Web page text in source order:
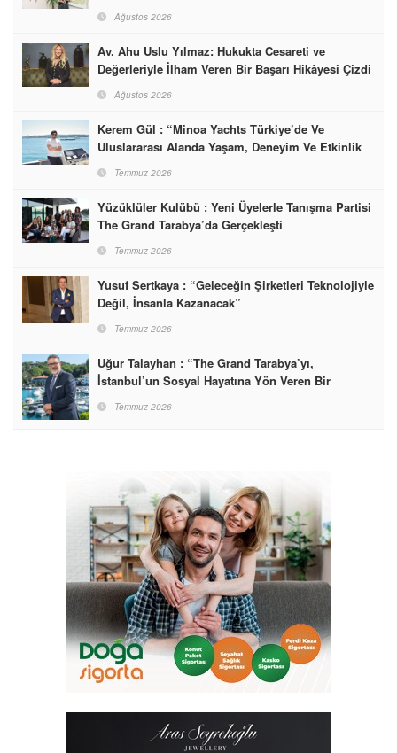
Ağustos 2026
Av. Ahu Uslu Yılmaz: Hukukta Cesareti ve
Değerleriyle İlham Veren Bir Başarı Hikâyesi Çizdi
Ağustos 2026
Kerem Gül : “Minoa Yachts Türkiye’de Ve
Uluslararası Alanda Yaşam, Deneyim Ve Etkinlik
Markası Olacak”
Temmuz 2026
Yüzüklüler Kulübü : Yeni Üyelerle Tanışma Partisi
The Grand Tarabya’da Gerçekleşti
Temmuz 2026
Yusuf Sertkaya : “Geleceğin Şirketleri Teknolojiyle
Değil, İnsanla Kazanacak”
Temmuz 2026
Uğur Talayhan : “The Grand Tarabya’yı,
İstanbul’un Sosyal Hayatına Yön Veren Bir
Destinasyon Haline Getirmeyi Hedefliyorum”
Temmuz 2026